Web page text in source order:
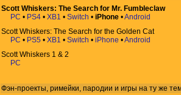
Scott Whiskers: The Search for Mr. Fumbleclaw
PC • PS4 • XB1 • Switch • iPhone •Android
Scott Whiskers: The Search for the Golden Cat
PC • PS5 • XB1 • Switch • iPhone •Android
Scott Whiskers 1 & 2
PC
Фэн-проекты, римейки, пародии и игры на ту же